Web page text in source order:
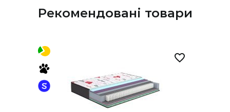
Рекомендовані товари